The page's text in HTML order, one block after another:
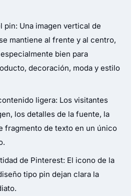
pin: Una imagen vertical de
mantiene al frente y al centro,
bien para
decoración, moda y estilo
ligera: Los visitantes
los detalles de la fuente, la
fragmento de texto en un único
de Pinterest: El icono de la
tipo pin dejan clara la